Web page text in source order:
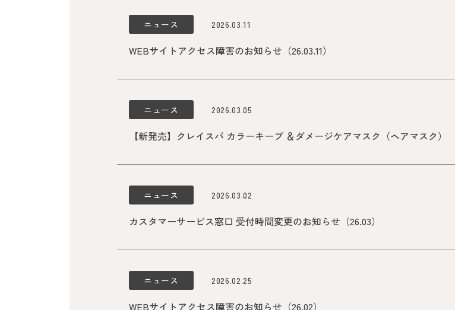
ニュース 2026.03.11
WEBサイトアクセス障害のお知らせ（26.03.11）
ニュース 2026.03.05
【新発売】クレイスパ カラーキープ ＆ダメージケアマスク（ヘアマスク）
ニュース 2026.03.02
カスタマーサービス窓口 受付時間変更のお知らせ（26.03）
ニュース 2026.02.25
WEBサイトアクセス障害のお知らせ（26.02）